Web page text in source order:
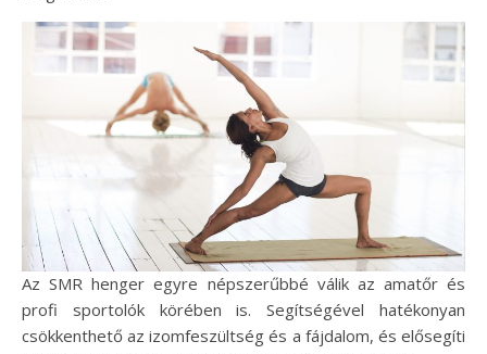
Az SMR henger egyre népszerűbbé válik az amatőr és
profi sportolók körében is. Segítségével hatékonyan
csökkenthető az izomfeszültség és a fájdalom, és elősegíti